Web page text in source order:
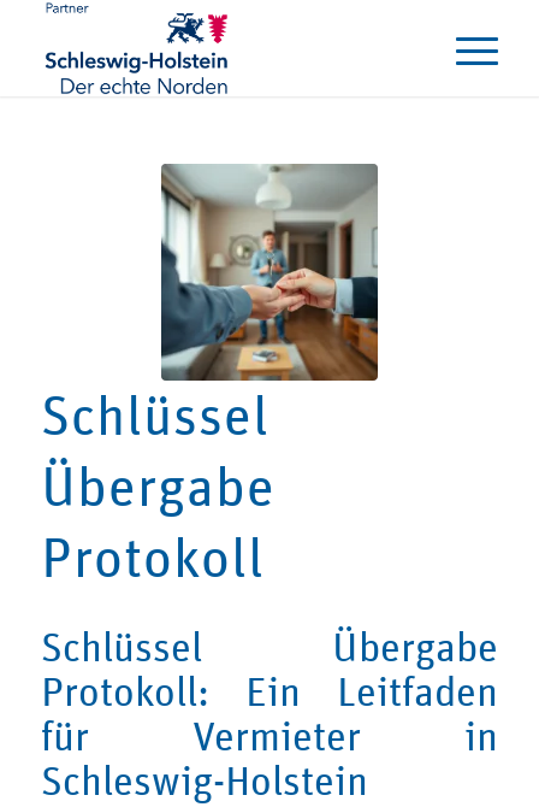
Schlüssel
Übergabe
Protokoll
Schlüssel Übergabe
Protokoll: Ein Leitfaden
für Vermieter in
Schleswig-Holstein